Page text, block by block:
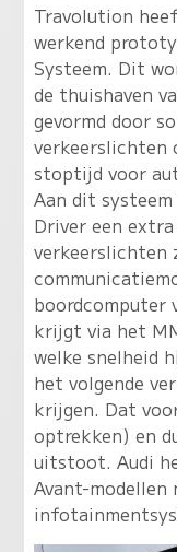
Travolution
werkend
Systeem. Dit
de thuishaven
gevormd door
verkeerslichten
stoptijd voor
Aan dit
Driver een
verkeerslichten
boordcomputer
krijgt via het
welke snelheid
het volgende
krijgen. Dat
optrekken) en
uitstoot. Audi
Avant-modellen